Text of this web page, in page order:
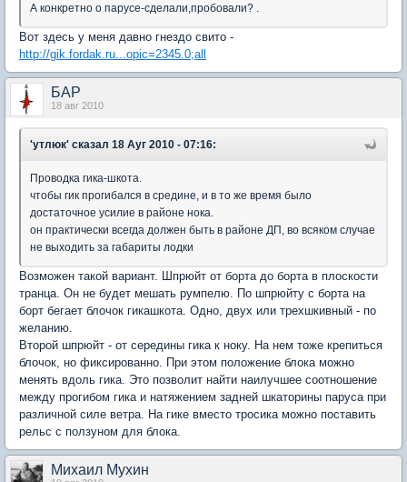
А конкретно о парусе-сделали,пробовали? .
Вот здесь у меня давно гнездо свито -
http://gik.fordak.ru...opic=2345.0;all
БАР
18 авг 2010
'утлюк' сказал 18 Ауг 2010 - 07:16:
Проводка гика-шкота.
чтобы гик прогибался в средине, и в то же время было
достаточное усилие в районе нока.
он практически всегда должен быть в районе ДП, во всяком случае
не выходить за габариты лодки
Возможен такой вариант. Шпрюйт от борта до борта в плоскости
транца. Он не будет мешать румпелю. По шпрюйту с борта на
борт бегает блочок гикашкота. Одно, двух или трехшкивный - по
желанию.
Второй шпрюйт - от середины гика к ноку. На нем тоже крепиться
блочок, но фиксированно. При этом положение блока можно
менять вдоль гика. Это позволит найти наилучшее соотношение
между прогибом гика и натяжением задней шкаторины паруса при
различной силе ветра. На гике вместо тросика можно поставить
рельс с ползуном для блока.
Михаил Мухин